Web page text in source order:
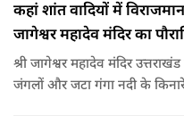
कहां शांत वादियों में
जागेश्वर महादेव मंदिर का
श्री जागेश्वर महादेव मंदिर
जंगलों और जटा गंगा नदी के किनारे